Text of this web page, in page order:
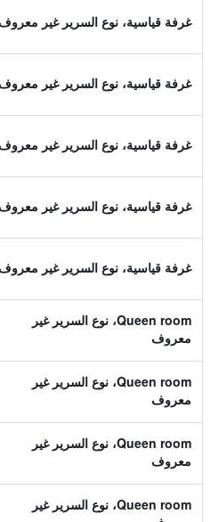
غرفة قياسية، نوع السرير غير معروف
غرفة قياسية، نوع السرير غير معروف
غرفة قياسية، نوع السرير غير معروف
غرفة قياسية، نوع السرير غير معروف
غرفة قياسية، نوع السرير غير معروف
Queen room، نوع السرير غير
معروف
Queen room، نوع السرير غير
معروف
Queen room، نوع السرير غير
معروف
Queen room، نوع السرير غير